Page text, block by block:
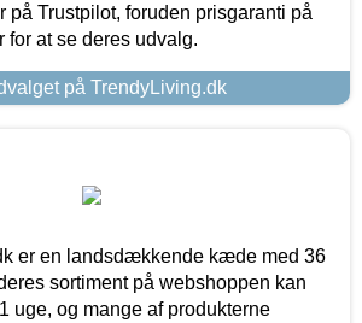
på Trustpilot, foruden prisgaranti på
for at se deres udvalg.
på TrendyLiving.dk
er en landsdækkende kæde med 36
sortiment på webshoppen kan
uge, og mange af produkterne